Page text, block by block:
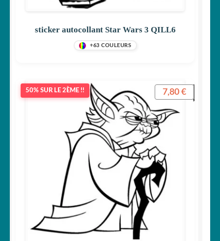
sticker autocollant Star Wars 3 QILL6
+63 COULEURS
50% SUR LE 2ÈME !! 7,80 €